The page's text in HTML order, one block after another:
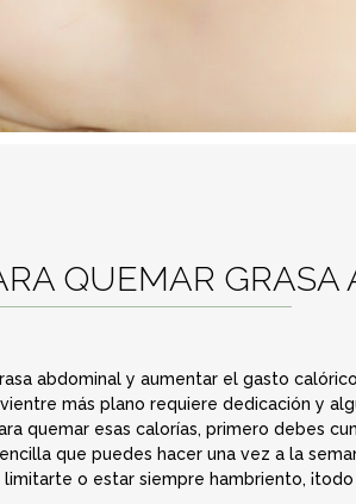
QUEMAR
abdominal y aumentar el gasto
más plano requiere dedicación y
quemar esas calorías, primero debes
que puedes hacer una vez a la
o estar siempre hambriento,